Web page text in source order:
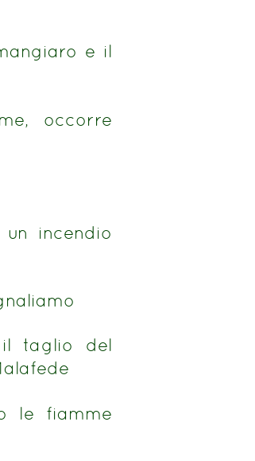
e il
occorre
incendio
il taglio del
le fiamme